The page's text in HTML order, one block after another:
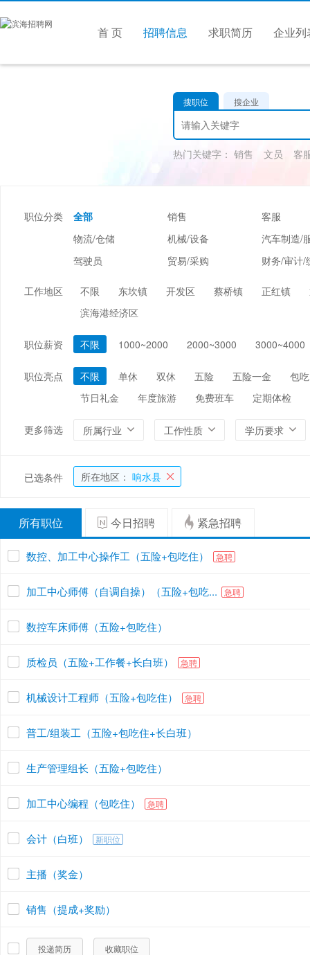
首 页 招聘信息 求职简历 企业列
搜职位 搜企业
热门关键字： 销售 文员 客
职位分类 全部 销售
客服
物流/仓储
机械/设备
汽车制造/
驾驶员
贸易/采购
财务/审计/
市场/媒介/公关
能源/电力/矿产
环保
工作地区 不限 东坎镇 开发区 蔡桥镇 正红镇
滨海港经济区
职位薪资 不限 1000~2000 2000~3000 3000~4000
职位亮点 不限 单休 双休 五险 五险一金
包吃
节日礼金
年度旅游 免费班车 定期体检
更多筛选 所属行业 工作性质 学历要求
已选条件 所在地区： 响水县
所有职位 今日招聘 紧急招聘
数控、加工中心操作工（五险+包吃住） 急聘
加工中心师傅（自调自操）（五险+包吃... 急聘
数控车床师傅（五险+包吃住）
质检员（五险+工作餐+长白班） 急聘
机械设计工程师（五险+包吃住） 急聘
普工/组装工（五险+包吃住+长白班）
生产管理组长（五险+包吃住）
加工中心编程（包吃住） 急聘
会计（白班） 新职位
主播（奖金）
销售（提成+奖励）
投递简历 收藏职位